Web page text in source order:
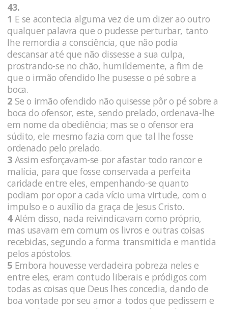
43.
1 E se acontecia alguma vez de um dizer ao outro
qualquer palavra que o pudesse perturbar, tanto
lhe remordia a consciência, que não podia
descansar até que não dissesse a sua culpa,
prostrando-se no chão, humildemente, a fim de
que o irmão ofendido lhe pusesse o pé sobre a
boca.
2 Se o irmão ofendido não quisesse pôr o pé sobre a
boca do ofensor, este, sendo prelado, ordenava-lhe
em nome da obediência; mas se o ofensor era
súdito, ele mesmo fazia com que tal lhe fosse
ordenado pelo prelado.
3 Assim esforçavam-se por afastar todo rancor e
malícia, para que fosse conservada a perfeita
caridade entre eles, empenhando-se quanto
podiam por opor a cada vício uma virtude, com o
impulso e o auxílio da graça de Jesus Cristo.
4Além disso, nada reivindicavam como próprio,
mas usavam em comum os livros e outras coisas
recebidas, segundo a forma transmitida e mantida
pelos apóstolos.
5 Embora houvesse verdadeira pobreza neles e
entre eles, eram contudo liberais e pródigos com
todas as coisas que Deus lhes concedia, dando de
boa vontade por seu amor a todos que pedissem e